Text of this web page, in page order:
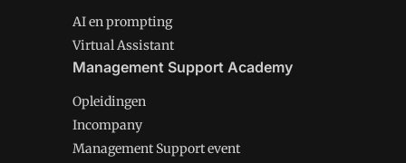
AI en prompting
Virtual Assistant
Management Support Academy
Opleidingen
Incompany
Management Support event